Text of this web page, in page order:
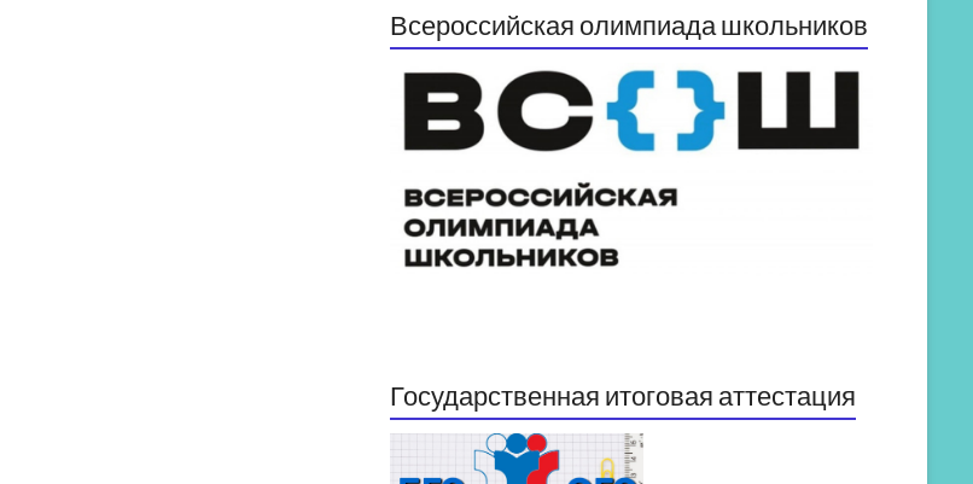
Всероссийская олимпиада школьников
Государственная итоговая аттестация